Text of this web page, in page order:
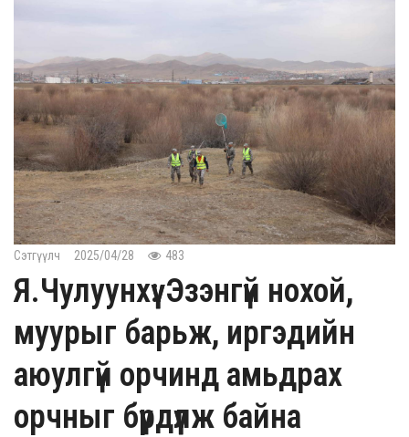
Сэтгүүлч 2025/04/28 483
Я.Чулуунхүү: Эзэнгүй нохой,
муурыг барьж, иргэдийн
аюулгүй орчинд амьдрах
орчныг бүрдүүлж байна